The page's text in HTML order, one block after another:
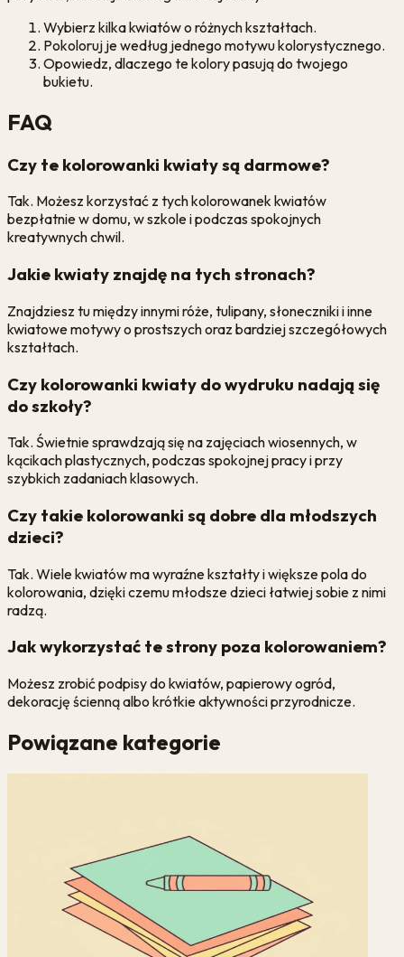
Wybierz kilka kwiatów o różnych kształtach.
Pokoloruj je według jednego motywu kolorystycznego.
Opowiedz, dlaczego te kolory pasują do twojego
bukietu.
FAQ
Czy te kolorowanki kwiaty są darmowe?
Tak. Możesz korzystać z tych kolorowanek kwiatów
bezpłatnie w domu, w szkole i podczas spokojnych
kreatywnych chwil.
Jakie kwiaty znajdę na tych stronach?
Znajdziesz tu między innymi róże, tulipany, słoneczniki i inne
kwiatowe motywy o prostszych oraz bardziej szczegółowych
kształtach.
Czy kolorowanki kwiaty do wydruku nadają się
do szkoły?
Tak. Świetnie sprawdzają się na zajęciach wiosennych, w
kącikach plastycznych, podczas spokojnej pracy i przy
szybkich zadaniach klasowych.
Czy takie kolorowanki są dobre dla młodszych
dzieci?
Tak. Wiele kwiatów ma wyraźne kształty i większe pola do
kolorowania, dzięki czemu młodsze dzieci łatwiej sobie z nimi
radzą.
Jak wykorzystać te strony poza kolorowaniem?
Możesz zrobić podpisy do kwiatów, papierowy ogród,
dekorację ścienną albo krótkie aktywności przyrodnicze.
Powiązane kategorie